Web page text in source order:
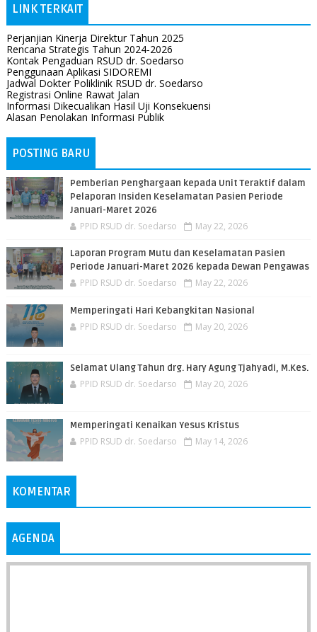
LINK TERKAIT
Perjanjian Kinerja Direktur Tahun 2025
Rencana Strategis Tahun 2024-2026
Kontak Pengaduan RSUD dr. Soedarso
Penggunaan Aplikasi SIDOREMI
Jadwal Dokter Poliklinik RSUD dr. Soedarso
Registrasi Online Rawat Jalan
Informasi Dikecualikan Hasil Uji Konsekuensi
Alasan Penolakan Informasi Publik
POSTING BARU
Pemberian Penghargaan kepada Unit Teraktif dalam
Pelaporan Insiden Keselamatan Pasien Periode
Januari-Maret 2026
PPID RSUD dr. Soedarso May 22, 2026
Laporan Program Mutu dan Keselamatan Pasien
Periode Januari-Maret 2026 kepada Dewan Pengawas
PPID RSUD dr. Soedarso May 22, 2026
Memperingati Hari Kebangkitan Nasional
PPID RSUD dr. Soedarso May 20, 2026
Selamat Ulang Tahun drg. Hary Agung Tjahyadi, M.Kes.
PPID RSUD dr. Soedarso May 20, 2026
Memperingati Kenaikan Yesus Kristus
PPID RSUD dr. Soedarso May 14, 2026
KOMENTAR
AGENDA